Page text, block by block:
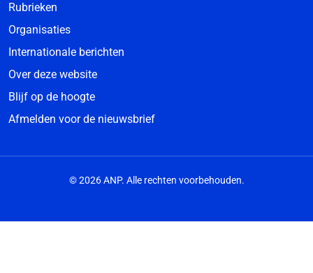
Rubrieken
Organisaties
Internationale berichten
Over deze website
Blijf op de hoogte
Afmelden voor de nieuwsbrief
© 2026 ANP. Alle rechten voorbehouden.